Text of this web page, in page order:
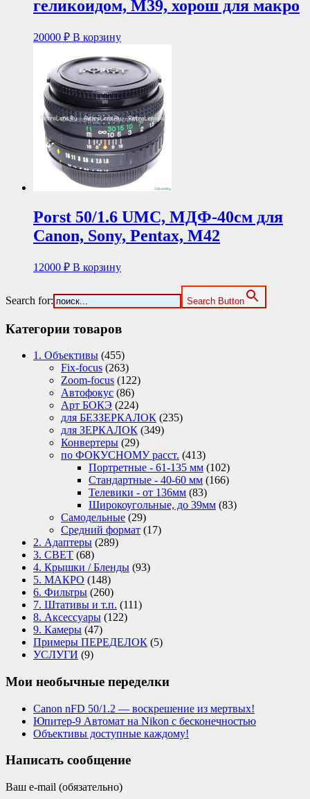
геликоидом, М39, хорош для макро
20000 ₽ В корзину
Porst 50/1.6 UMC, МДФ-40см для
Canon, Sony, Pentax, M42
12000 ₽ В корзину
Search for: Search Button
Категории товаров
1. Объективы (455)
Fix-focus (263)
Zoom-focus (122)
Автофокус (86)
Арт БОКЭ (224)
для БЕЗЗЕРКАЛОК (235)
для ЗЕРКАЛОК (349)
Конвертеры (29)
по ФОКУСНОМУ расст. (413)
Портретные - 61-135 мм (102)
Стандартные - 40-60 мм (166)
Телевики - от 136мм (83)
Широкоугольные, до 39мм (83)
Самодельные (29)
Средний формат (17)
2. Адаптеры (289)
3. СВЕТ (68)
4. Крышки / Бленды (93)
5. МАКРО (148)
6. Фильтры (260)
7. Штативы и т.п. (111)
8. Аксессуары (122)
9. Камеры (47)
Примеры ПЕРЕДЕЛОК (5)
УСЛУГИ (9)
Мои необычные переделки
Canon nFD 50/1.2 — воскрешение из мертвых!
Юпитер-9 Автомат на Nikon с бесконечностью
Объективы доступные каждому!
Написать сообщение
Ваш e-mail (обязательно)